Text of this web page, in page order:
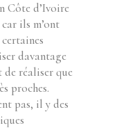
Côte d’Ivoire
ils m’ont
davantage
de réaliser que
proches.
pas, il y des